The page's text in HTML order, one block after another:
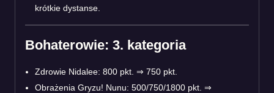
krótkie dystanse.
Bohaterowie: 3. kategoria
Zdrowie Nidalee: 800 pkt. ⇒ 750 pkt.
Obrażenia Gryzu! Nunu: 500/750/1800 pkt. ⇒